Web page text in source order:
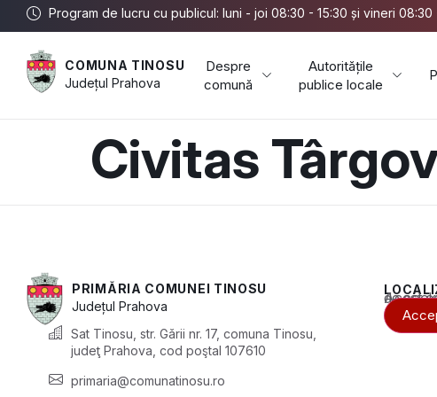
Program de lucru cu publicul: luni - joi 08:30 - 15:30 și vineri 08:30
COMUNA TINOSU
JudețulPrahova
Despre
comună
Autoritățile
publice locale
Civitas
PRIMĂRIA COMUNEI TINOSU
JudețulPrahova
Sat Tinosu, str. Gǎrii nr. 17, comuna Tinosu,
judeţ Prahova, cod poştal 107610
primaria@comunatinosu.ro
Acest conținut este blocat până când acceptați